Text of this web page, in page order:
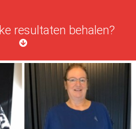
resultaten behalen?